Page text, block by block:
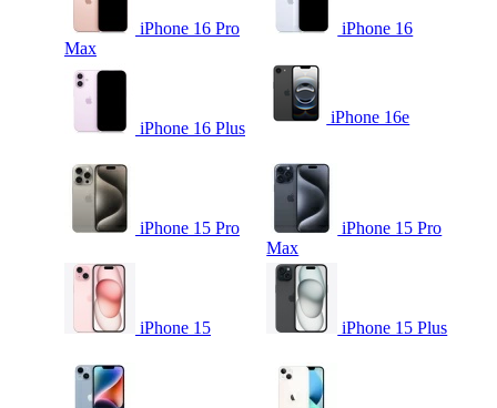
iPhone 16 Pro
Max
iPhone 16
iPhone 16 Plus
iPhone 16e
iPhone 15 Pro
iPhone 15 Pro
Max
iPhone 15 iPhone 15 Plus